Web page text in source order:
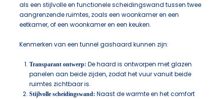
als een stijlvolle en functionele scheidingswand tussen twee
aangrenzende ruimtes, zoals een woonkamer en een
eetkamer, of een woonkamer en een keuken.
Kenmerken van een tunnel gashaard kunnen zijn:
Transparant ontwerp: De haard is ontworpen met glazen
panelen aan beide zijden, zodat het vuur vanuit beide
ruimtes zichtbaar is.
Stijlvolle scheidingswand: Naast de warmte en het comfort